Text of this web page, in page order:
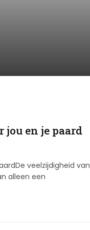
jou en je paard
veelzijdigheid van
alleen een